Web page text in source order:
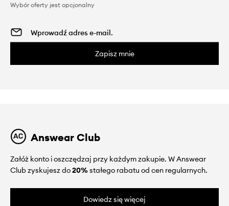
Wybór oferty jest opcjonalny
Zapisz mnie
Answear Club
Załóż konto i oszczędzaj przy każdym zakupie. W Answear
Club zyskujesz do20%stałego rabatu od cen regularnych.
Dowiedz się więcej